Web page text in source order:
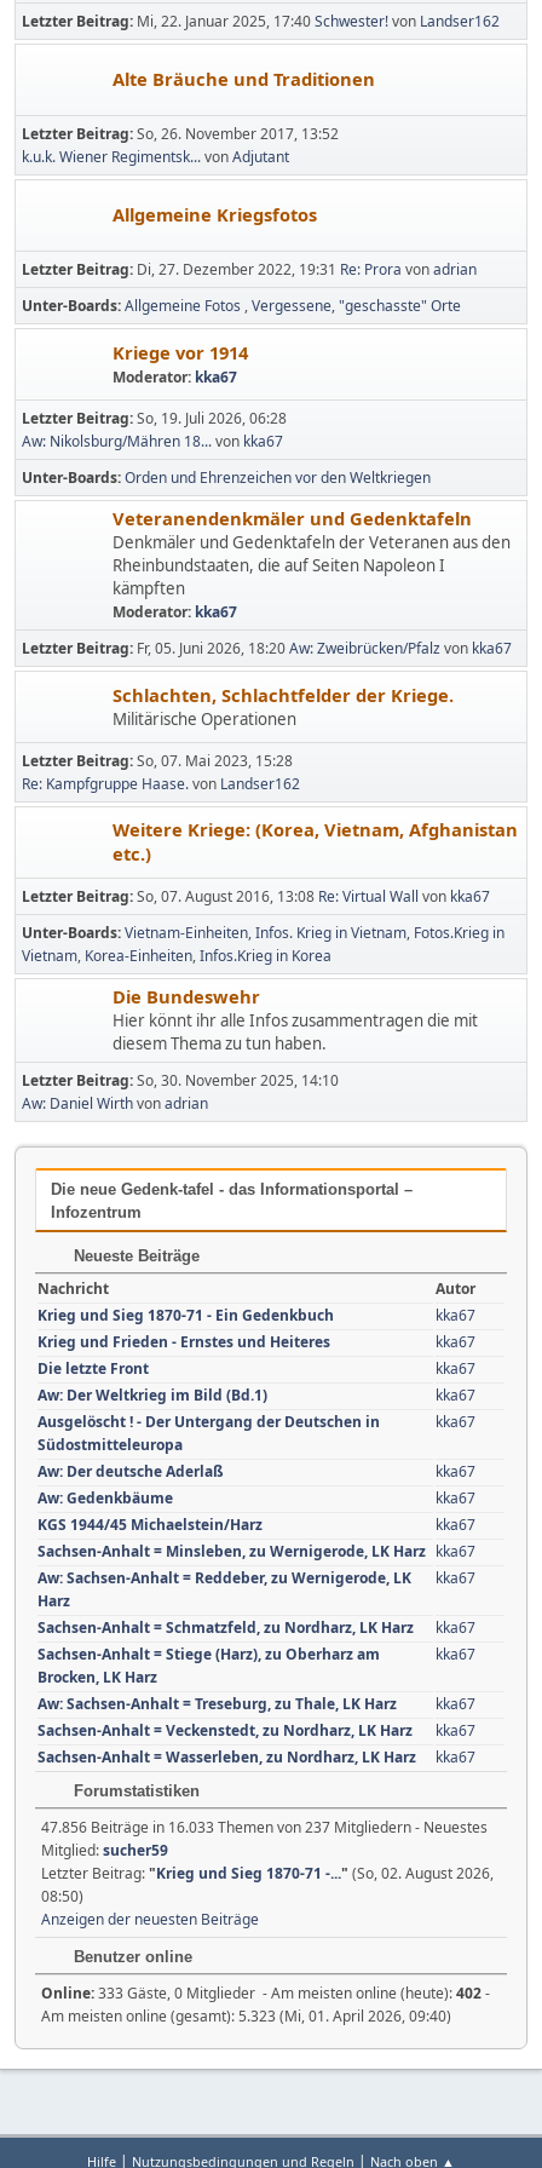
Letzter Beitrag: Mi, 22. Januar 2025, 17:40Schwester!von Landser162
Alte Bräuche und Traditionen
Letzter Beitrag:So, 26. November 2017, 13:52
k.u.k. Wiener Regimentsk...vonAdjutant
Allgemeine Kriegsfotos
Letzter Beitrag: Di, 27. Dezember 2022, 19:31 Re: Prora vonadrian
Unter-Boards Allgemeine Fotos Vergessene, "geschasste" Orte
Kriege vor 1914
Moderator: kka67
Letzter Beitrag:So, 19. Juli 2026, 06:28
Aw: Nikolsburg/Mähren 18...von kka67
Unter-Boards Orden und Ehrenzeichen vor den Weltkriegen
Veteranendenkmäler und Gedenktafeln
Denkmäler und Gedenktafeln der Veteranen aus den
Rheinbundstaaten, die auf Seiten Napoleon I
kämpften
Moderator: kka67
Letzter Beitrag: Fr, 05. Juni 2026, 18:20Aw: Zweibrücken/Pfalzvon kka67
Schlachten, Schlachtfelder der Kriege.
Militärische Operationen
Letzter Beitrag:So, 07. Mai 2023, 15:28
Re: Kampfgruppe Haase.von Landser162
Weitere Kriege: (Korea, Vietnam, Afghanistan
etc.)
Letzter Beitrag:So, 07. August 2016, 13:08 Re: Virtual Wall von kka67
Unter-Boards Vietnam-Einheiten Infos. Krieg in Vietnam Fotos.Krieg in
Vietnam Korea-Einheiten Infos.Krieg in Korea
Die Bundeswehr
Hier könnt ihr alle Infos zusammentragen die mit
diesem Thema zu tun haben.
Letzter Beitrag:So, 30. November 2025, 14:10
Aw: Daniel Wirthvonadrian
Die neue Gedenk-tafel - das Informationsportal –
Infozentrum
Neueste Beiträge
Nachricht
Autor
Krieg und Sieg 1870-71 - Ein Gedenkbuch
kka67
Krieg und Frieden - Ernstes und Heiteres
kka67
Die letzte Front
kka67
Aw: Der Weltkrieg im Bild (Bd.1)
kka67
Ausgelöscht ! - Der Untergang der Deutschen in
Südostmitteleuropa
kka67
Aw: Der deutsche Aderlaß
kka67
Aw: Gedenkbäume
kka67
KGS 1944/45 Michaelstein/Harz
kka67
Sachsen-Anhalt = Minsleben, zu Wernigerode, LK Harz kka67
Aw: Sachsen-Anhalt = Reddeber, zu Wernigerode, LK
Harz
kka67
Sachsen-Anhalt = Schmatzfeld, zu Nordharz, LK Harz
kka67
Sachsen-Anhalt = Stiege (Harz), zu Oberharz am
Brocken, LK Harz
kka67
Aw: Sachsen-Anhalt = Treseburg, zu Thale, LK Harz
kka67
Sachsen-Anhalt = Veckenstedt, zu Nordharz, LK Harz
kka67
Sachsen-Anhalt = Wasserleben, zu Nordharz, LK Harz
kka67
Forumstatistiken
47.856 Beiträge in 16.033 Themen von 237 Mitgliedern - Neuestes
Mitglied:sucher59
Letzter Beitrag:"Krieg und Sieg 1870-71 -..." (So, 02. August 2026,
08:50)
Anzeigen der neuesten Beiträge
Benutzer online
Online:333 Gäste, 0 Mitglieder - Am meisten online (heute):402-
Am meisten online (gesamt): 5.323 (Mi, 01. April 2026, 09:40)
Hilfe | Nutzungsbedingungen und Regeln | Nach oben ▲